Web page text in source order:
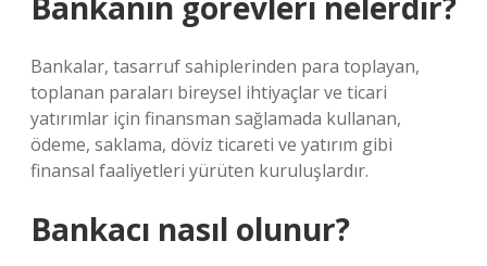
Bankalar, tasarruf sahiplerinden para toplayan,
toplanan paraları bireysel ihtiyaçlar ve ticari
yatırımlar için finansman sağlamada kullanan,
ödeme, saklama, döviz ticareti ve yatırım gibi
finansal faaliyetleri yürüten kuruluşlardır.
Bankacı nasıl olunur?